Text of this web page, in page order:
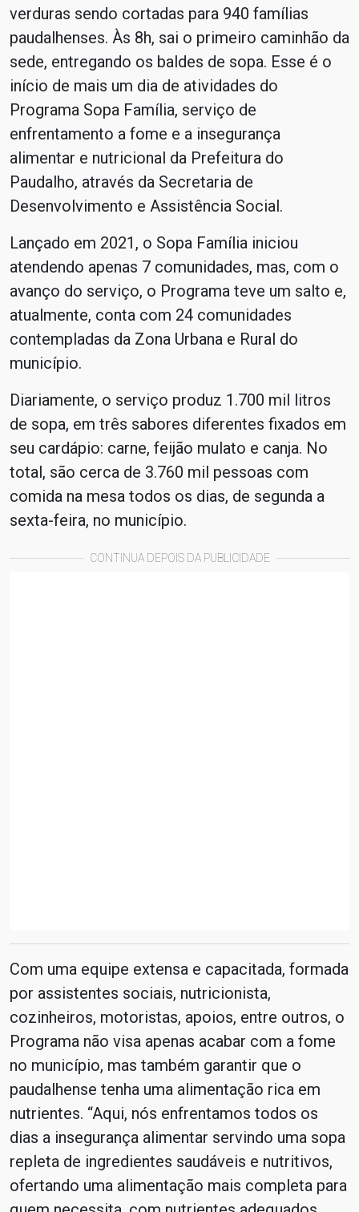
verduras sendo cortadas para 940 famílias
paudalhenses. Às 8h, sai o primeiro caminhão da
sede, entregando os baldes de sopa. Esse é o
início de mais um dia de atividades do
Programa Sopa Família, serviço de
enfrentamento a fome e a insegurança
alimentar e nutricional da Prefeitura do
Paudalho, através da Secretaria de
Desenvolvimento e Assistência Social.
Lançado em 2021, o Sopa Família iniciou
atendendo apenas 7 comunidades, mas, com o
avanço do serviço, o Programa teve um salto e,
atualmente, conta com 24 comunidades
contempladas da Zona Urbana e Rural do
município.
Diariamente, o serviço produz 1.700 mil litros
de sopa, em três sabores diferentes fixados em
seu cardápio: carne, feijão mulato e canja. No
total, são cerca de 3.760 mil pessoas com
comida na mesa todos os dias, de segunda a
sexta-feira, no município.
CONTINUA DEPOIS DA PUBLICIDADE
Com uma equipe extensa e capacitada, formada
por assistentes sociais, nutricionista,
cozinheiros, motoristas, apoios, entre outros, o
Programa não visa apenas acabar com a fome
no município, mas também garantir que o
paudalhense tenha uma alimentação rica em
nutrientes. “Aqui, nós enfrentamos todos os
dias a insegurança alimentar servindo uma sopa
repleta de ingredientes saudáveis e nutritivos,
ofertando uma alimentação mais completa para